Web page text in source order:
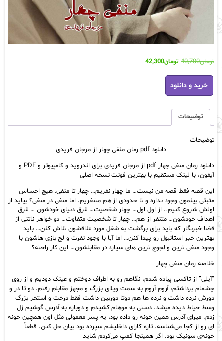
تومان40,700 قیمت
تومان40,700
بود.
تومان42,300قیمت
دانلود
pdf
رمان
از
فریدی
خرید و دانلود
توضیحات
توضیحات
دانلود pdf رمان منفی چهار از مرجان فریدی
دانلود رمان منفی چهار pdf از مرجان فریدی برای اندروید و کامپیوتر و PDF و
آیفون، با لینک مستقیم با بهترین فونت نسخه اصلی
این قصه فقط قصه من نیست… ما چهار نفریم… چهار تا منفی. هیچ احساس
مثبتی بینمون وجود نداره و تا حدودی از هم متنفریم. اما منفی در منفی؟ بیاید از
اولش شروع کنیم… از اول اول… چهار شخصیت… غرق دنیای خودشون … غرق
اهداف خودشون… متنفر از هم… چهار تا شخصیت متفاوت… دو خواهر ناتنی از
قضا خبرنگار که باید برای برگشت به شغل مورد علاقشون تلاش کنن… باید
بهترین خبر استانبول رو پیدا کنن… اما آیا با وجود نفرت و لج بازی هاشون با
وجود منفی ترین و لجوج ترین های سیاره در مقابلشون… این کار راحته؟
خلاصه رمان منفی چهار
“آیلی” از تاکسی پیاده شدم، نگاهم رو به اطراف دوختم و عینک دودیم و از روی
چشمام برداشتم، آروم آروم به سمت ویلای بزرگ و مجهز مقابلم رفتم. دو تا در و
دورش نرده داشت و نرده ها هم دوتا دوربین داشت فقط درخت و استخر بزرگ
وسط حیاط دیده میشد. دستی به موهام کشیدم و دوباره به آدرس گوشیم زل
زدم. میرای آدرس همین خونه رو داده بود، یه پسر معمولی مثل اون همچین خونه
ای رو از کجا می‌شناسه. تازه کارای داخلیشم سپرده بود بیان حل کنن. قطعاً
خونه‌ی سونیک بود. اگر همینجا کمپ می‌کردم شاید